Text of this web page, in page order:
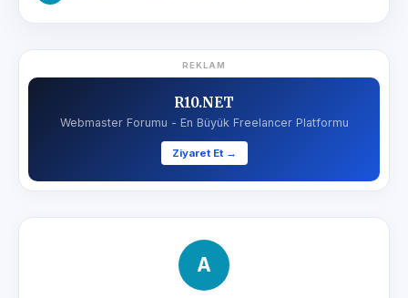
REKLAM
R10.NET
Webmaster Forumu - En Büyük Freelancer Platformu
Ziyaret Et →
A